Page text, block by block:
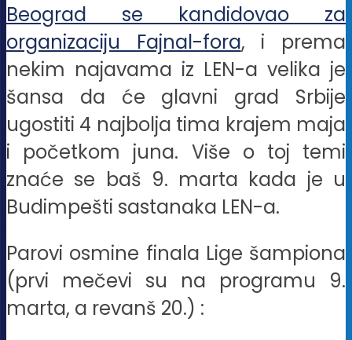
Beograd se kandidovao za
organizaciju Fajnal-fora, i prema
nekim najavama iz LEN-a velika je
šansa da će glavni grad Srbije
ugostiti 4 najbolja tima krajem maja
i početkom juna. Više o toj temi
znaće se baš 9. marta kada je u
Budimpešti sastanaka LEN-a.
Parovi osmine finala Lige šampiona
(prvi mečevi su na programu 9.
marta, a revanš 20.) :